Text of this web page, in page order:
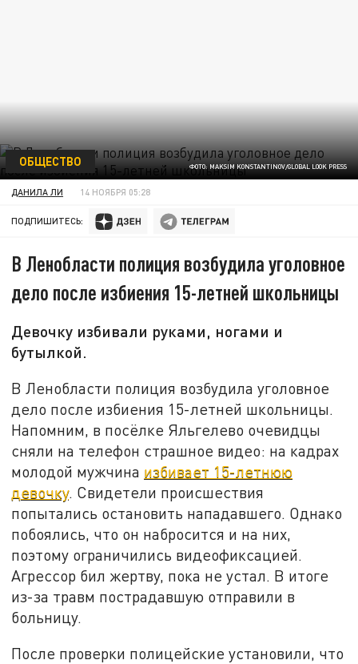
ФОТО: MAKSIM KONSTANTINOV/GLOBAL LOOK PRESS
ОБЩЕСТВО
ДАНИЛА ЛИ 14 НОЯБРЯ 05:28
ПОДПИШИТЕСЬ:
В Ленобласти полиция возбудила уголовное
дело после избиения 15-летней школьницы
Девочку избивали руками, ногами и
бутылкой.
В Ленобласти полиция возбудила уголовное
дело после избиения 15-летней школьницы.
Напомним, в посёлке Яльгелево очевидцы
сняли на телефон страшное видео: на кадрах
молодой мужчина избивает 15-летнюю
девочку. Свидетели происшествия
попытались остановить нападавшего. Однако
побоялись, что он набросится и на них,
поэтому ограничились видеофиксацией.
Агрессор бил жертву, пока не устал. В итоге
из-за травм пострадавшую отправили в
больницу.
После проверки полицейские установили, что